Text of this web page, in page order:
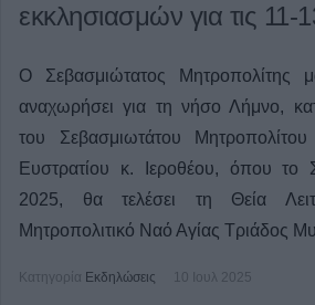
εκκλησιασμών για τις 11-
Ο Σεβασμιώτατος Μητροπολίτης
αναχωρήσει για τη νήσο Λήμνο,
του Σεβασμιωτάτου
Ευστρατίου κ. Ιεροθέου, όπου το
2025, θα τελέσει τη Θεία
Μητροπολιτικό Ναό Αγίας Τριάδος
Κατηγορία Εκδηλώσεις 10 Ιουλ 2025